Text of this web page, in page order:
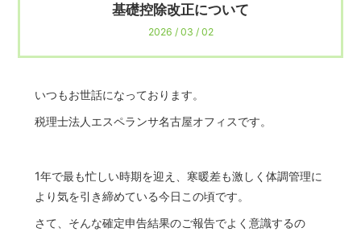
基礎控除改正について
2026 / 03 / 02
いつもお世話になっております。
税理士法人エスペランサ名古屋オフィスです。
1年で最も忙しい時期を迎え、寒暖差も激しく体調管理に
より気を引き締めている今日この頃です。
さて、そんな確定申告結果のご報告でよく意識するの